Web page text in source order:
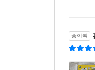
종이책